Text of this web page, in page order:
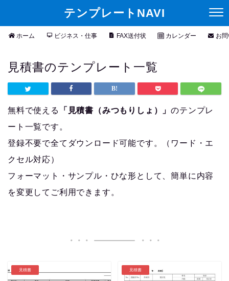
テンプレートNAVI
ホーム ビジネス・仕事 FAX送付状 カレンダー お
見積書のテンプレート一覧
無料で使える 「見積書（みつもりしょ）」のテンプレ
ート一覧です。
登録不要で全てダウンロード可能です。（ワード・エ
クセル対応）
フォーマット・サンプル・ひな形として、簡単に内容
を変更してご利用できます。
見積書 見積書